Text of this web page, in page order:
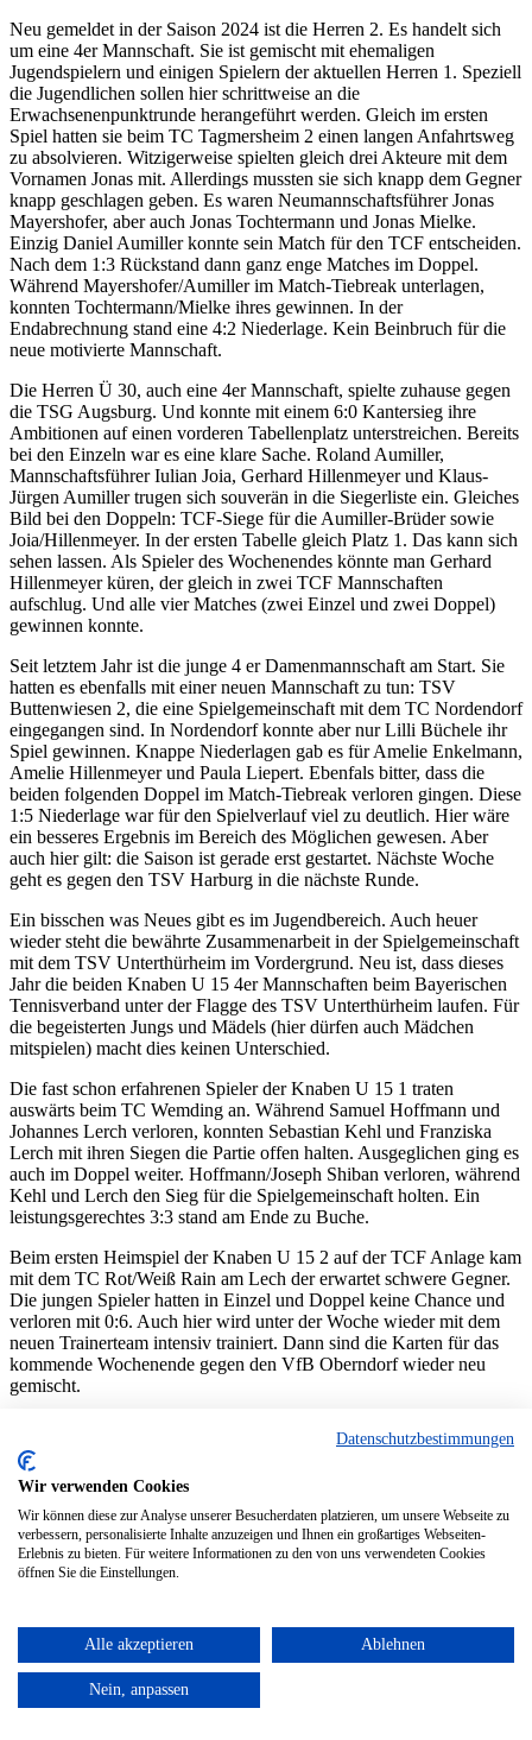
Neu gemeldet in der Saison 2024 ist die Herren 2. Es handelt sich
um eine 4er Mannschaft. Sie ist gemischt mit ehemaligen
Jugendspielern und einigen Spielern der aktuellen Herren 1. Speziell
die Jugendlichen sollen hier schrittweise an die
Erwachsenenpunktrunde herangeführt werden. Gleich im ersten
Spiel hatten sie beim TC Tagmersheim 2 einen langen Anfahrtsweg
zu absolvieren. Witzigerweise spielten gleich drei Akteure mit dem
Vornamen Jonas mit. Allerdings mussten sie sich knapp dem Gegner
knapp geschlagen geben. Es waren Neumannschaftsführer Jonas
Mayershofer, aber auch Jonas Tochtermann und Jonas Mielke.
Einzig Daniel Aumiller konnte sein Match für den TCF entscheiden.
Nach dem 1:3 Rückstand dann ganz enge Matches im Doppel.
Während Mayershofer/Aumiller im Match-Tiebreak unterlagen,
konnten Tochtermann/Mielke ihres gewinnen. In der
Endabrechnung stand eine 4:2 Niederlage. Kein Beinbruch für die
neue motivierte Mannschaft.
Die Herren Ü 30, auch eine 4er Mannschaft, spielte zuhause gegen
die TSG Augsburg. Und konnte mit einem 6:0 Kantersieg ihre
Ambitionen auf einen vorderen Tabellenplatz unterstreichen. Bereits
bei den Einzeln war es eine klare Sache. Roland Aumiller,
Mannschaftsführer Iulian Joia, Gerhard Hillenmeyer und Klaus-
Jürgen Aumiller trugen sich souverän in die Siegerliste ein. Gleiches
Bild bei den Doppeln: TCF-Siege für die Aumiller-Brüder sowie
Joia/Hillenmeyer. In der ersten Tabelle gleich Platz 1. Das kann sich
sehen lassen. Als Spieler des Wochenendes könnte man Gerhard
Hillenmeyer küren, der gleich in zwei TCF Mannschaften
aufschlug. Und alle vier Matches (zwei Einzel und zwei Doppel)
gewinnen konnte.
Seit letztem Jahr ist die junge 4 er Damenmannschaft am Start. Sie
hatten es ebenfalls mit einer neuen Mannschaft zu tun: TSV
Buttenwiesen 2, die eine Spielgemeinschaft mit dem TC Nordendorf
eingegangen sind. In Nordendorf konnte aber nur Lilli Büchele ihr
Spiel gewinnen. Knappe Niederlagen gab es für Amelie Enkelmann,
Amelie Hillenmeyer und Paula Liepert. Ebenfals bitter, dass die
beiden folgenden Doppel im Match-Tiebreak verloren gingen. Diese
1:5 Niederlage war für den Spielverlauf viel zu deutlich. Hier wäre
ein besseres Ergebnis im Bereich des Möglichen gewesen. Aber
auch hier gilt: die Saison ist gerade erst gestartet. Nächste Woche
geht es gegen den TSV Harburg in die nächste Runde.
Ein bisschen was Neues gibt es im Jugendbereich. Auch heuer
wieder steht die bewährte Zusammenarbeit in der Spielgemeinschaft
mit dem TSV Unterthürheim im Vordergrund. Neu ist, dass dieses
Jahr die beiden Knaben U 15 4er Mannschaften beim Bayerischen
Tennisverband unter der Flagge des TSV Unterthürheim laufen. Für
die begeisterten Jungs und Mädels (hier dürfen auch Mädchen
mitspielen) macht dies keinen Unterschied.
Die fast schon erfahrenen Spieler der Knaben U 15 1 traten
auswärts beim TC Wemding an. Während Samuel Hoffmann und
Johannes Lerch verloren, konnten Sebastian Kehl und Franziska
Lerch mit ihren Siegen die Partie offen halten. Ausgeglichen ging es
auch im Doppel weiter. Hoffmann/Joseph Shiban verloren, während
Kehl und Lerch den Sieg für die Spielgemeinschaft holten. Ein
leistungsgerechtes 3:3 stand am Ende zu Buche.
Beim ersten Heimspiel der Knaben U 15 2 auf der TCF Anlage kam
mit dem TC Rot/Weiß Rain am Lech der erwartet schwere Gegner.
Die jungen Spieler hatten in Einzel und Doppel keine Chance und
verloren mit 0:6. Auch hier wird unter der Woche wieder mit dem
neuen Trainerteam intensiv trainiert. Dann sind die Karten für das
kommende Wochenende gegen den VfB Oberndorf wieder neu
gemischt.
Mannschaften am Start. Die Jagd auf die gelben Filzbälle auf der
Anlage Am Kirchberg ist also wieder voll im Gange. Und vielleicht
hört man dann auf dem Platz öfters: Spiel, Satz und Sieg TC
Frauenstetten.
Spiel gewinnen und setzten sich somit an die Tabellenspitze. Die
Spieler von l. n. r.: Klaus-Jürgen Aumiller, Neumannschaftsführer
Iulian Joia, Gerhard Hillenmeyer und Roland Aumiller.
Datenschutzbestimmungen
Wir verwenden Cookies
Wir können diese zur Analyse unserer Besucherdaten platzieren, um unsere Webseite zu
verbessern, personalisierte Inhalte anzuzeigen und Ihnen ein großartiges Webseiten-
Erlebnis zu bieten. Für weitere Informationen zu den von uns verwendeten Cookies
öffnen Sie die Einstellungen.
Alle akzeptieren Ablehnen
Nein, anpassen